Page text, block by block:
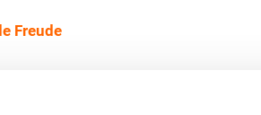
Freude
und Beständigkeit.
und Bewunderung schenken.